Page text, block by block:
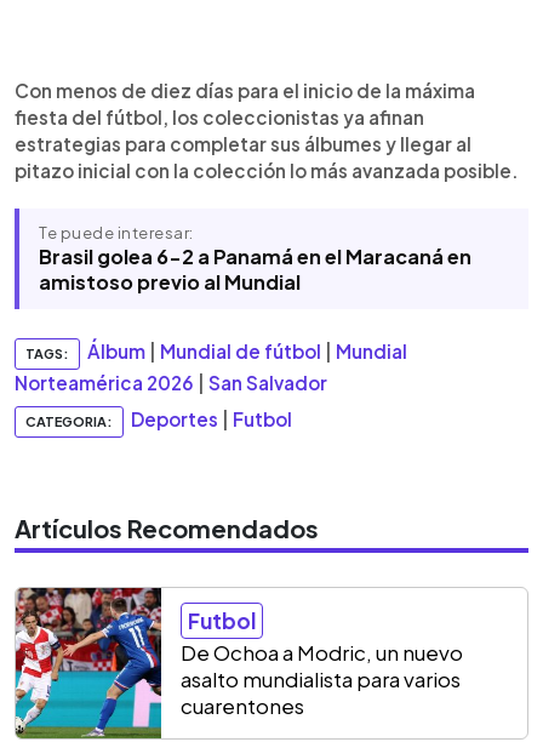
Con menos de diez días para el inicio de la máxima
fiesta del fútbol, los coleccionistas ya afinan
estrategias para completar sus álbumes y llegar al
pitazo inicial con la colección lo más avanzada posible.
Te puede interesar:
Brasil golea 6-2 a Panamá en el Maracaná en
amistoso previo al Mundial
TAGS: Álbum Mundial de fútbol
Mundial
Norteamérica 2026
San Salvador
CATEGORIA: Deportes Futbol
Artículos Recomendados
Futbol
De Ochoa a Modric, un nuevo
asalto mundialista para varios
cuarentones